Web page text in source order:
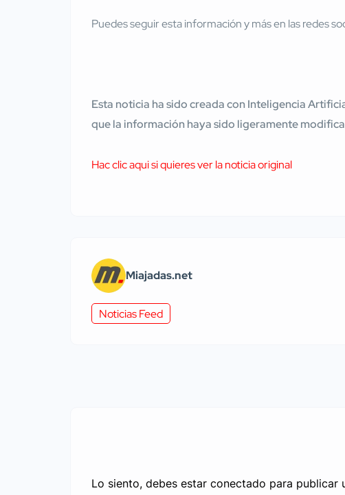
Puedes seguir esta información y más en las redes
Esta noticia ha sido creada con Inteligencia
que la información haya sido ligeramente
Hac clic aqui si quieres ver la noticia original
Miajadas.net
Noticias Feed
Lo siento, debes estar conectado para publicar